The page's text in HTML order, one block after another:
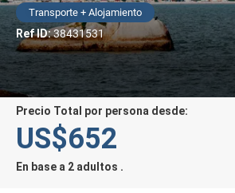
Transporte + Alojamiento
Ref ID:38431531
Precio Total por persona desde:
US$652
En base a 2 adultos .